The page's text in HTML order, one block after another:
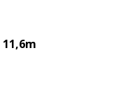
11,6m